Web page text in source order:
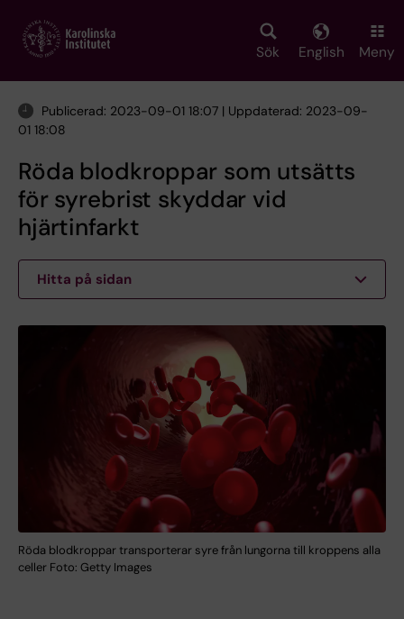
main
Sök English Meny
Publicerad: 2023-09-01 18:07 | Uppdaterad: 2023-09-
01 18:08
Röda blodkroppar som utsätts
för syrebrist skyddar vid
hjärtinfarkt
Hitta på sidan
Röda blodkroppar transporterar syre från lungorna till kroppens alla
celler Foto: Getty Images